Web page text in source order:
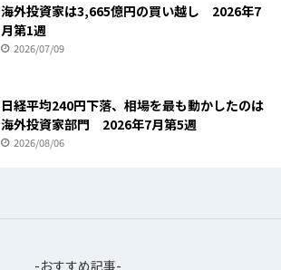
海外投資家は3,665億円の買い越し 2026年7
月第1週
2026/07/09
日経平均240円下落、相場を最も動かしたのは
海外投資家部門 2026年7月第5週
2026/08/06
-おすすめ記事-